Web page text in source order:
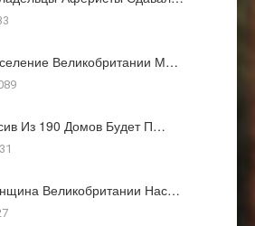
Великобритании М…
Из 190 Домов Будет П…
Великобритании Нас…